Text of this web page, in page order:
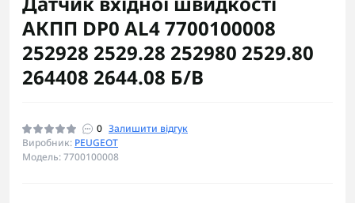
АКПП DP0 AL4 7700100008
252928 2529.28 252980 2529.80
264408 2644.08 Б/В
0 Залишити відгук
Виробник: PEUGEOT
Модель: 7700100008